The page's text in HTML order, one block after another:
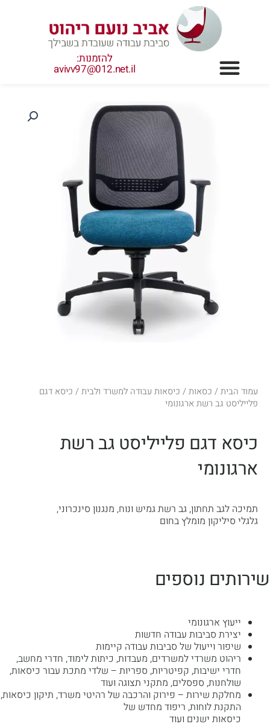
להזמנות:
avivv97@012.net.il
עמוד הבית / כסאות / כיסאות עבודה למשרד ולבית / כיסא דגם
פלייליסט גב רשת ארגונומי
כיסא דגם פלייליסט גב רשת
ארגונומי
תמיכה לגב תחתון, גב רשת גמיש ונוח, מנגנון סינכרוני,
גלגלי סיליקון מומלץ בחום
שירותים נוספים
ייעוץ ארגונומי
יצירת סביבות עבודה חדשות
שיפור וייעול של סביבות עבודה קיימות
ריהוט משרדי למשרדים, מעבדות, כיתות לימוד, חדרי מחשב,
חדרי ישיבות, קפיטריות, ספריות – שלדי מתכת עבור כיסאות,
שולחנות, ספסלים, מתקני תצוגה ועוד
מחלקת שירות – פירוק והרכבה של רהיטי משרד, תיקון כיסאות,
התקנת לוחות, ריפוד מחדש של
כיסאות ישנים ועוד